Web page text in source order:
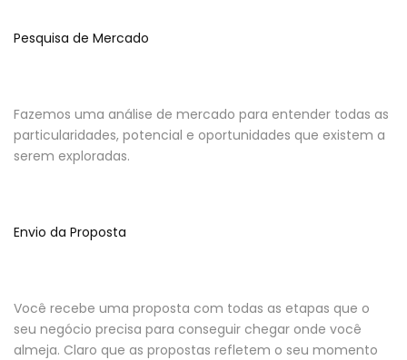
Pesquisa de Mercado
Fazemos uma análise de mercado para entender todas as
particularidades, potencial e oportunidades que existem a
serem exploradas.
Envio da Proposta
Você recebe uma proposta com todas as etapas que o
seu negócio precisa para conseguir chegar onde você
almeja. Claro que as propostas refletem o seu momento